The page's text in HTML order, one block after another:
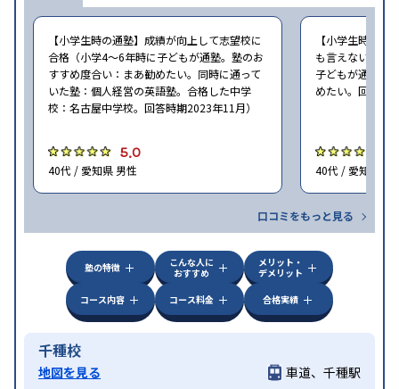
【小学生時の通塾】成績が向上して志望校に
合格（小学4〜6年時に子どもが通塾。塾のお
すすめ度合い：まあ勧めたい。同時に通って
いた塾：個人経営の英語塾。合格した中学
校：名古屋中学校。回答時期2023年11月）
5.0
40代 / 愛知県 男性
【小学生時の通
も言えないが、
子どもが通塾。
めたい。回答時
40代 / 愛知県 女
口コミをもっと見る
塾の特徴
こんな人に
おすすめ
メリット・
デメリット
コース内容
コース料金 合格実績
千種校
地図を見る
車道、千種駅